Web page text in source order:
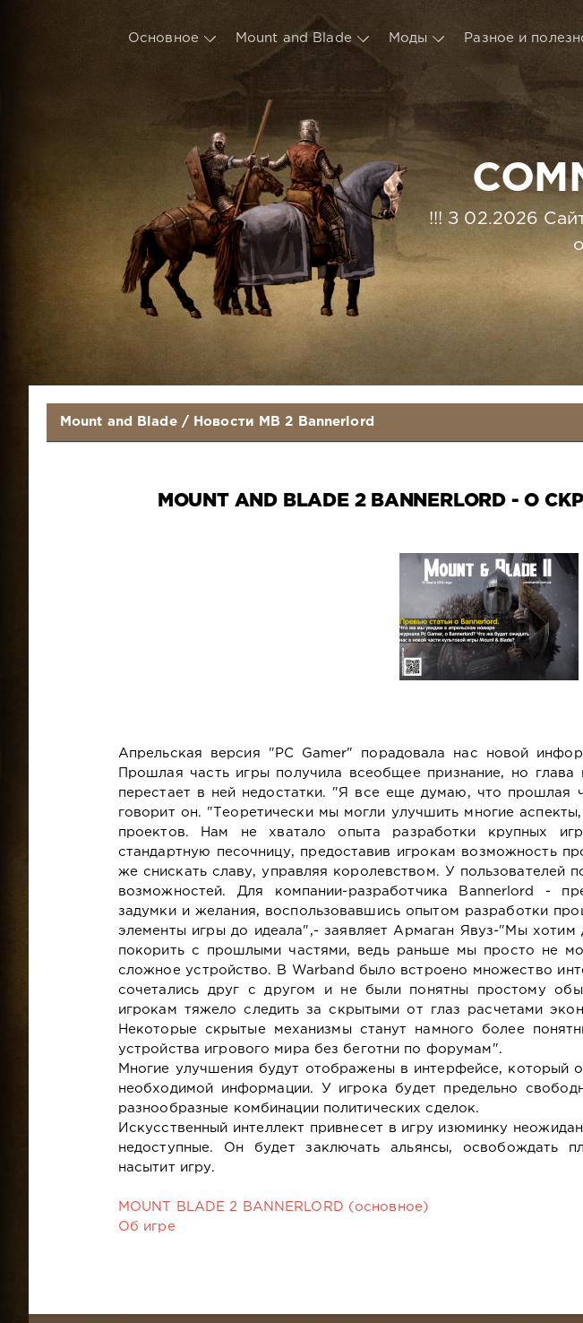
Основное Mount and Blade Моды Разное и
!!! З 02.2026
Mount and Blade/ Новости MB 2 Bannerlord
MOUNT AND BLADE 2 BANNERLORD - О
Апрельская версия "PC Gamer" порадовала нас новой
Прошлая часть игры получила всеобщее признание, но
перестает в ней недостатки. "Я все еще думаю, что прошлая
говорит он. "Теоретически мы могли улучшить многие
проектов. Нам не хватало опыта разработки крупных
стандартную песочницу, предоставив игрокам возможность
же снискать славу, управляя королевством. У пользователей
возможностей. Для компании-разработчика Bannerlord -
задумки и желания, воспользовавшись опытом разработки
элементы игры до идеала",- заявляет Армаган Явуз-"Мы
покорить с прошлыми частями, ведь раньше мы просто не
сложное устройство. В Warband было встроено множество
сочетались друг с другом и не были понятны простому
игрокам тяжело следить за скрытыми от глаз расчетами
Некоторые скрытые механизмы станут намного более
устройства игрового мира без беготни по форумам".
Многие улучшения будут отображены в интерфейсе, который
необходимой информации. У игрока будет предельно
разнообразные комбинации политических сделок.
Искусственный интеллект привнесет в игру изюминку
недоступные. Он будет заключать альянсы, освобождать
насытит игру.
MOUNT BLADE 2 BANNERLORD (основное)
Об игре